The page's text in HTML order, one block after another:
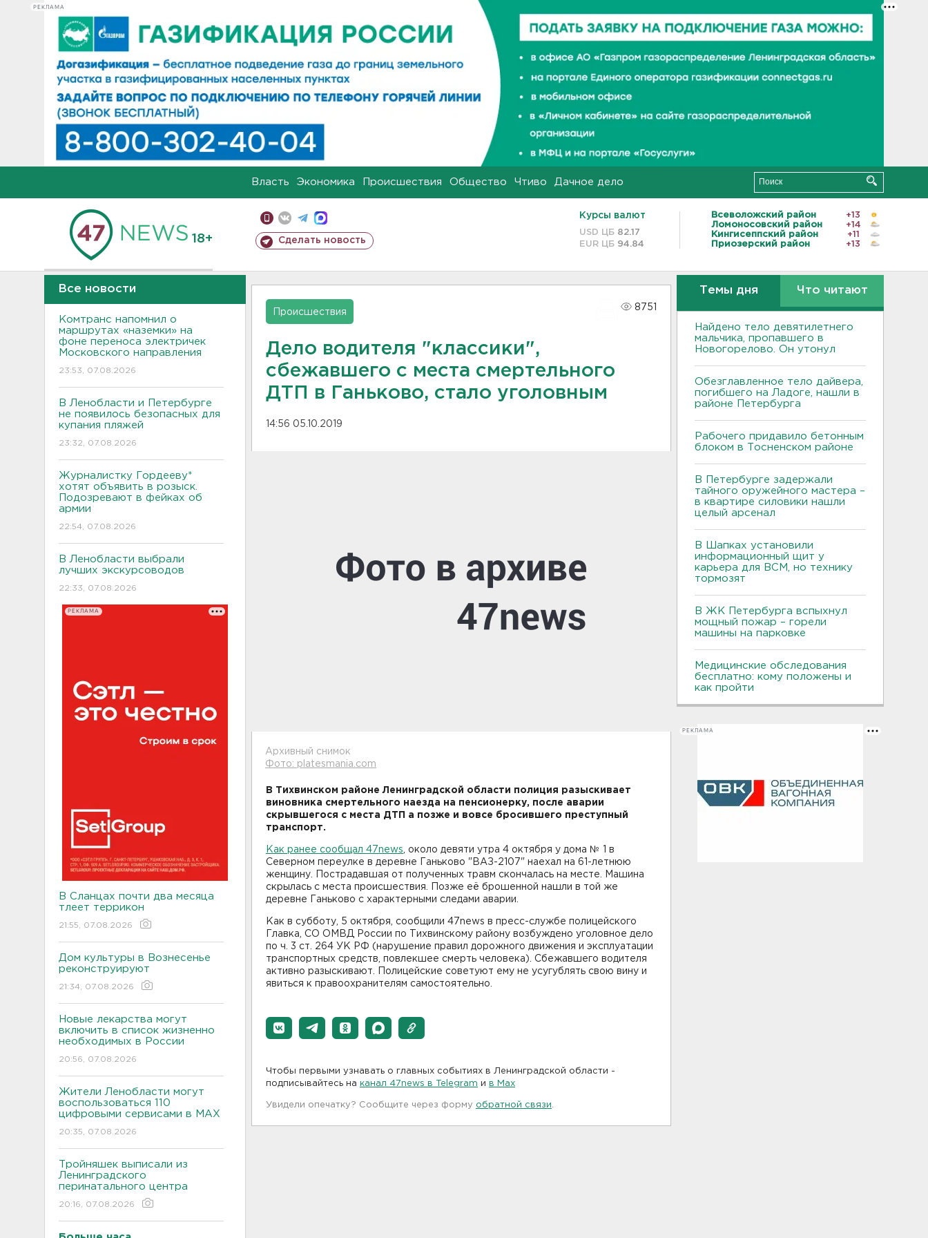
РЕКЛАМА
Власть Экономика Происшествия Общество Чтиво Дачное дело
18+ Сделать новость
Курсы валют
USD ЦБ 82.17
EUR ЦБ 94.84
Всеволожский район
+13
Ломоносовский район
+14
Кингисеппский район
+11
Приозерский район
+13
Все новости
Комтранс напомнил о
маршрутах «наземки» на
фоне переноса электричек
Московского направления
23:53, 07.08.2026
В Ленобласти и Петербурге
не появилось безопасных для
купания пляжей
23:32, 07.08.2026
Журналистку Гордееву*
хотят объявить в розыск.
Подозревают в фейках об
армии
22:54, 07.08.2026
В Ленобласти выбрали
лучших экскурсоводов
22:33, 07.08.2026
РЕКЛАМА
В Сланцах почти два месяца
тлеет террикон
21:55, 07.08.2026
Дом культуры в Вознесенье
реконструируют
21:34, 07.08.2026
Новые лекарства могут
включить в список жизненно
необходимых в России
20:56, 07.08.2026
Жители Ленобласти могут
воспользоваться 110
цифровыми сервисами в МАХ
20:35, 07.08.2026
Тройняшек выписали из
Ленинградского
перинатального центра
20:16, 07.08.2026
Происшествия
8751
Дело водителя "классики",
сбежавшего с места смертельного
ДТП в Ганьково, стало уголовным
14:56 05.10.2019
Архивный снимок
Фото: platesmania.com
В Тихвинском районе Ленинградской области полиция разыскивает
виновника смертельного наезда на пенсионерку, после аварии
скрывшегося с места ДТП а позже и вовсе бросившего преступный
транспорт.
Как ранее сообщал 47news , около девяти утра 4 октября у дома № 1 в
Северном переулке в деревне Ганьково "ВАЗ-2107" наехал на 61-летнюю
женщину. Пострадавшая от полученных травм скончалась на месте. Машина
скрылась с места происшествия. Позже её брошенной нашли в той же
деревне Ганьково с характерными следами аварии.
Как в субботу, 5 октября, сообщили 47news в пресс-службе полицейского
Главка, СО ОМВД России по Тихвинскому району возбуждено уголовное дело
по ч. 3 ст. 264 УК РФ (нарушение правил дорожного движения и эксплуатации
транспортных средств, повлекшее смерть человека). Сбежавшего водителя
активно разыскивают. Полицейские советуют ему не усугублять свою вину и
явиться к правоохранителям самостоятельно.
Чтобы первыми узнавать о главных событиях в Ленинградской области -
подписывайтесь на канал 47news в Telegram и в Maх
Увидели опечатку? Сообщите через форму обратной связи
Темы дня Что читают
Найдено тело девятилетнего
мальчика, пропавшего в
Новогорелово. Он утонул
Обезглавленное тело дайвера,
погибшего на Ладоге, нашли в
районе Петербурга
Рабочего придавило бетонным
блоком в Тосненском районе
В Петербурге задержали
тайного оружейного мастера –
в квартире силовики нашли
целый арсенал
В Шапках установили
информационный щит у
карьера для ВСМ, но технику
тормозят
В ЖК Петербурга вспыхнул
мощный пожар – горели
машины на парковке
Медицинские обследования
бесплатно: кому положены и
как пройти
РЕКЛАМА